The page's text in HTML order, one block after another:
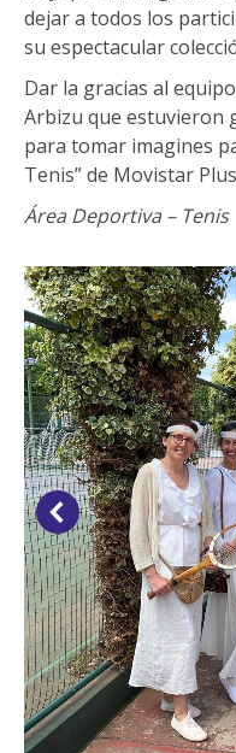
dejar a todos los
su espectacular
Dar la gracias al
Arbizu que estuvieron
para tomar imagines
Tenis” de Movistar
Área Deportiva – Tenis